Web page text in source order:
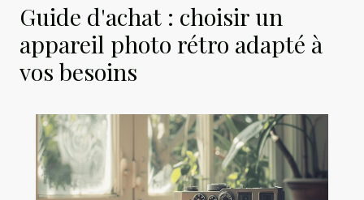
Guide d'achat : choisir un
appareil photo rétro adapté à
vos besoins